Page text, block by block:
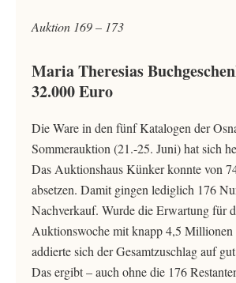
Auktion 169 – 173
Maria Theresias
32.000 Euro
Die Ware in den fünf Katalogen der
Sommerauktion (21.-25. Juni) hat sich
Das Auktionshaus Künker konnte von
absetzen. Damit gingen lediglich 176
Nachverkauf. Wurde die Erwartung für
Auktionswoche mit knapp 4,5
addierte sich der Gesamtzuschlag auf
Das ergibt – auch ohne die 176